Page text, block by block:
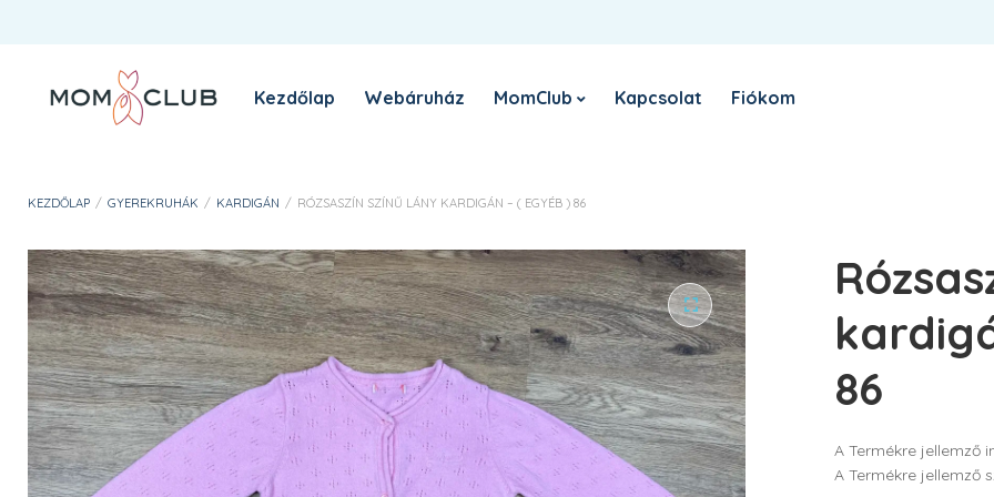
EMLÉKEZZ RÁM
BELÉPÉS
Elfelejtett jelszó?
Kezdőlap Webáruház MomClub Kapcsolat Fiókom
KEZDŐLAP / GYEREKRUHÁK / KARDIGÁN / RÓZSASZÍN SZÍNŰ LÁNY KARDIGÁN – ( EGYÉB ) 86
86
A Termékre jellemző
A Termékre jellemző